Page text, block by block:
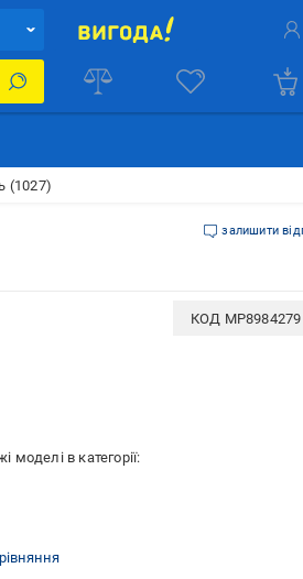
(1027)
залишити
КОД MP8984279
моделі в категорії: